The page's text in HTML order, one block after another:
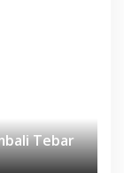
Tebar